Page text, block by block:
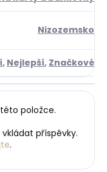
Nizozemsko
, Nejlepší, Značkové
položce.
příspěvky.
.